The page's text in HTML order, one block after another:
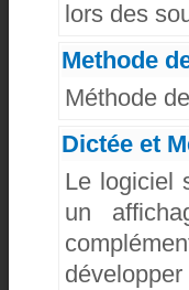
lors des
Methode
Méthode
Dictée et
Le logiciel
un